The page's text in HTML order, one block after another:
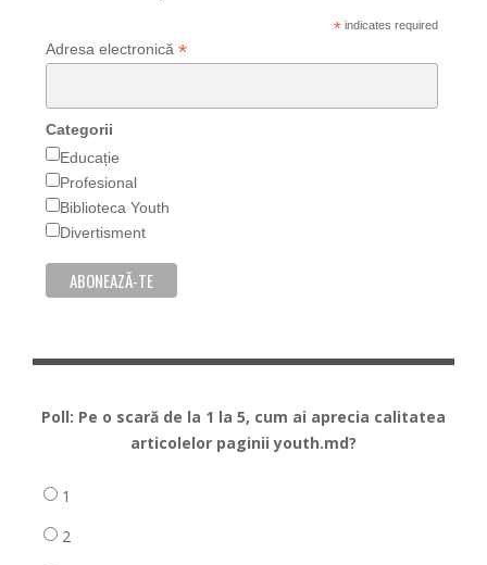
*indicates required
Adresa electronică *
Categorii
Educație
Profesional
Biblioteca Youth
Divertisment
Poll: Pe o scară de la 1 la 5, cum ai aprecia calitatea
articolelor paginii youth.md?
1
2